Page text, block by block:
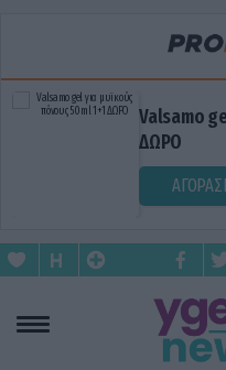
Valsamo
ΔΩΡΟ